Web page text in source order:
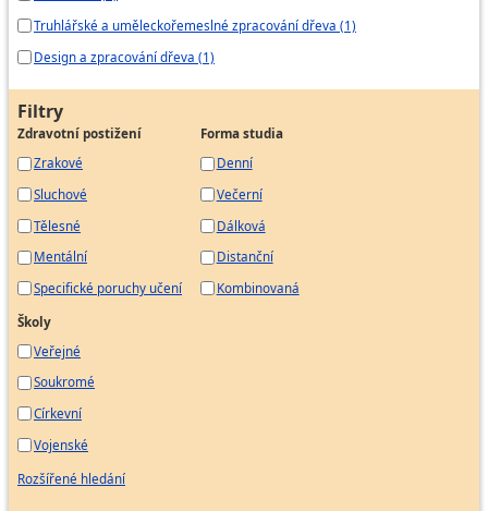
Truhlářské a uměleckořemeslné zpracování dřeva (1)
Design a zpracování dřeva (1)
Filtry
Zdravotní postižení
Zrakové
Sluchové
Tělesné
Mentální
Specifické poruchy učení
Forma studia
Denní
Večerní
Dálková
Distanční
Kombinovaná
Školy
Veřejné
Soukromé
Církevní
Vojenské
Rozšířené hledání